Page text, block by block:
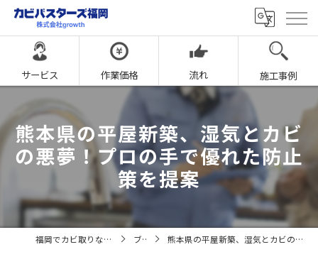
サービス 作業価格 流れ 施工事例
熊本県の平屋新築、湿気とカビ
の悪夢！プロの手で優れた防止
策を提案
福岡でカビ取りならカビバスターズ福岡 ブログ 熊本県の平屋新築、湿気とカビの悪夢！プロの手で優れた防止策を提案